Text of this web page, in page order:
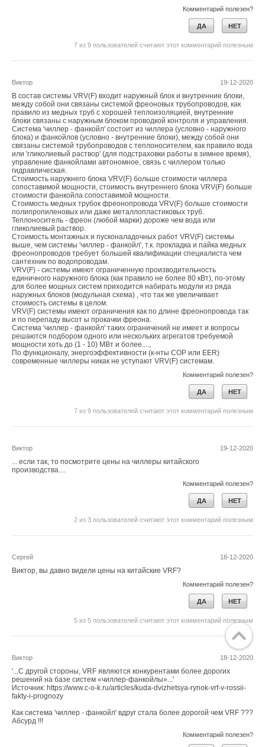
Комментарий полезен?
ДА НЕТ
7 из 9 пользователей считают этот комментарий полезным
19-12-2020
Виктор
В состав системы VRV(F) входит наружный блок и внутренние блоки,
между собой они связаны системой фреоновых трубопроводов, как
правило из медных труб с хорошей теплоизоляцией, внутренние
блоки связаны с наружным блоком проводкой контроля и управления.
Система 'чиллер - фанкойл' состоит из чиллера (условно - наружного
блока) и фанкойлов (условно - внутренние блоки), между собой они
связаны системой трубопроводов с теплоносителем, как правило вода
или 'гликолиевый раствор' (для подстраховки работы в зимнее время),
управление фанкойлами автономное, связь с чиллером только
гидравлическая.
Стоимость наружнего блока VRV(F) больше стоимости чиллера
сопоставимой мощности, стоимость внутреннего блока VRV(F) больше
стоимости фанкойла сопоставимой мощности.
Стоимость медных трубок фреонопровода VRV(F) больше стоимости
полипропиленовых или даже металлопластиковых труб.
Теплоноситель - фреон (любой марки) дороже чем вода или
гликолиевый раствор.
Стоимость монтажных и пусконаладочных работ VRV(F) системы
выше, чем системы 'чиллер - фанкойл', т.к. прокладка и пайка медных
фреонопроводов требует большей квалификации специалиста чем
сантехник по водопроводам.
VRV(F) - системы имеют ограниченную производительность
единичного наружного блока (как правило не более 80 кВт), по-этому
для более мощных систем приходится набирать модули из ряда
наружных блоков (модульная схема) , что так же увеличивает
стоимость системы в целом.
VRV(F) системы имеют ограничения как по длине фреонопровода так
и по перепаду высот ы прокачки фреона.
Система 'чиллер - фанкойл' таких ограничений не имеет и вопросы
решаются подбором одного или нескольких агрегатов требуемой
мощности хоть до (1 - 10) МВт и более....,
По функционалу, энергоэффективности (к-нты COP или EER)
современные чиллеры никак не уступают VRV(F) системам.
Комментарий полезен?
ДА НЕТ
7 из 9 пользователей считают этот комментарий полезным
19-12-2020
Виктор
... если так, то посмотрите цены на чиллеры китайского
производства....
Комментарий полезен?
ДА НЕТ
2 из 3 пользователей считают этот комментарий полезным
18-12-2020
Сергей
Виктор, вы давно видели цены на китайские VRF?
Комментарий полезен?
ДА НЕТ
5 из 5 пользователей считают этот комментарий полезным
18-12-2020
Виктор
'...С другой стороны, VRF являются конкурентами более дорогих
решений на базе систем «чиллер-фанкойлы»...'
Источник: https://www.c-o-k.ru/articles/kuda-dvizhetsya-rynok-vrf-v-rossii-
fakty-i-prognozy
Как система 'чиллер - фанкойл' вдруг стала более дорогой чем VRF ???
Абсурд !!!
Комментарий полезен?